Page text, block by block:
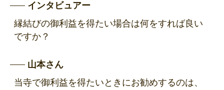
インタビュアー
縁結びの御利益を得たい場合は何をすれば良い
ですか？
山本さん
当寺で御利益を得たいときにお勧めするのは、